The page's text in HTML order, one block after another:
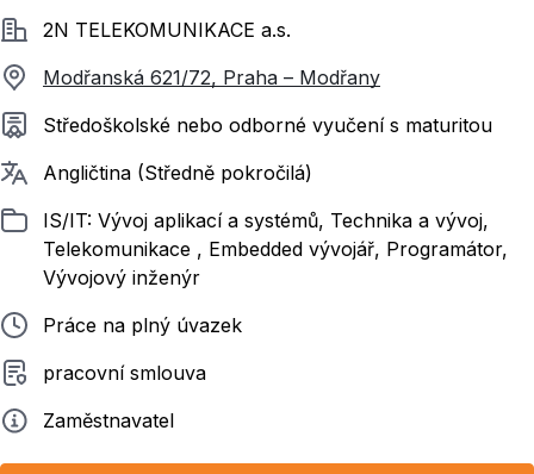
Společnost2N TELEKOMUNIKACE a.s.
Modřanská 621/72, Praha – Modřany
Požadované vzdělání
Středoškolské nebo odborné vyučení s maturitou
Požadované jazyky
Angličtina (Středně pokročilá)
ZařazenoIS/IT: Vývoj aplikací a systémů, Technika a vývoj,
Telekomunikace , Embedded vývojář, Programátor,
Vývojový inženýr
Typ pracovního poměru
Práce na plný úvazek
Typ smluvního vztahu
pracovní smlouva
ZadavatelZaměstnavatel